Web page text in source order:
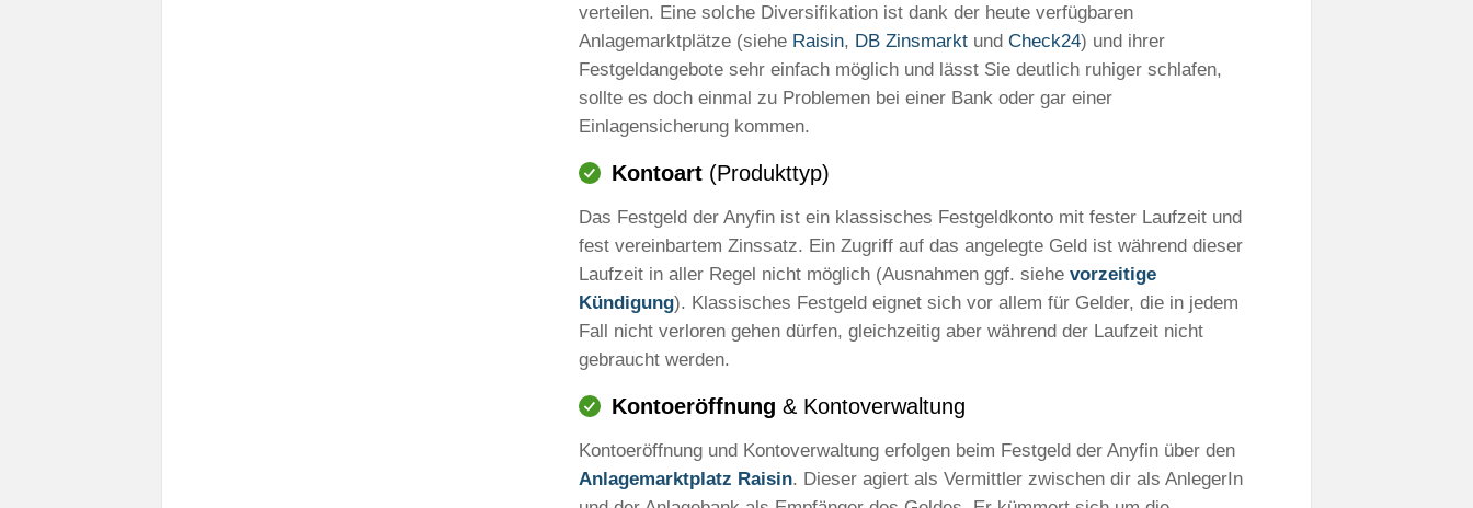
verteilen. Eine solche Diversifikation ist dank der heute verfügbaren
Anlagemarktplätze (siehe Raisin, DB Zinsmarkt und Check24) und ihrer
Festgeldangebote sehr einfach möglich und lässt Sie deutlich ruhiger schlafen,
sollte es doch einmal zu Problemen bei einer Bank oder gar einer
Einlagensicherung kommen.
Kontoart (Produkttyp)
Das Festgeld der Anyfin ist ein klassisches Festgeldkonto mit fester Laufzeit und
fest vereinbartem Zinssatz. Ein Zugriff auf das angelegte Geld ist während dieser
Laufzeit in aller Regel nicht möglich (Ausnahmen ggf. siehe vorzeitige
Kündigung). Klassisches Festgeld eignet sich vor allem für Gelder, die in jedem
Fall nicht verloren gehen dürfen, gleichzeitig aber während der Laufzeit nicht
gebraucht werden.
Kontoeröffnung & Kontoverwaltung
Kontoeröffnung und Kontoverwaltung erfolgen beim Festgeld der Anyfin über den
Anlagemarktplatz Raisin. Dieser agiert als Vermittler zwischen dir als AnlegerIn